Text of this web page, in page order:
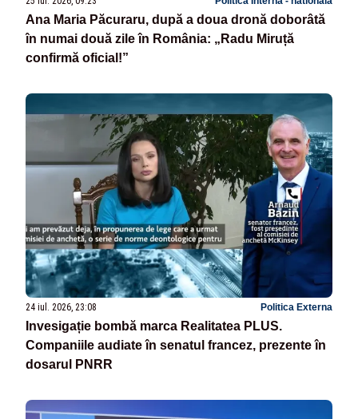
Ana Maria Păcuraru, după a doua dronă doborâtă
în numai două zile în România: „Radu Miruță
confirmă oficial!”
24 iul. 2026, 23:08 Politica Externa
Invesigație bombă marca Realitatea PLUS.
Companiile audiate în senatul francez, prezente în
dosarul PNRR